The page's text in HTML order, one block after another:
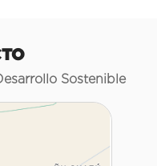
Sostenible